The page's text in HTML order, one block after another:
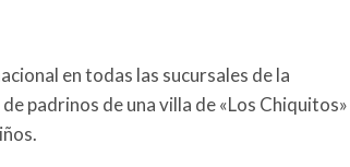
en todas las sucursales de la
padrinos de una villa de «Los Chiquitos»